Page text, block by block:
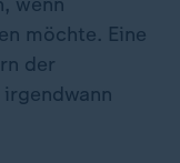
möchte. Eine
der